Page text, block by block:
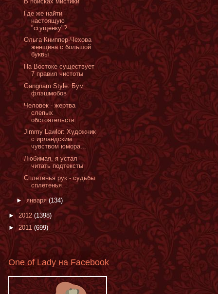
Где же найти
настоящую
"сгущенку"?
Ольга Книппер-Чехова
женщина с большой
буквы
На Востоке существует
7 правил чистоты
Gangnam Style: Бум
флэшмобов
Человек - жертва
слепых
обстоятельств
Jimmy Lawlor: Художник
с ирландским
чувством юмора...
Любимая, я устал
читать подтексты
Сплетенья рук - cудьбы
сплетенья…
► января(134)
► 2012 (1398)
► 2011 (699)
One of Lady на Facebook